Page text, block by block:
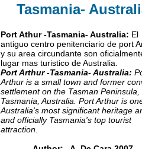
Tasmania-
Port Athur -Tasmania- Australia: El
antiguo centro penitenciario de port
y su area circundante son
lugar mas turistico de Australia.
Port Arthur -Tasmania- Australia:
Arthur is a small town and former
settlement on the Tasman Peninsula,
Tasmania, Australia. Port Arthur is
Australia's most significant heritage
and officially Tasmania's top tourist
attraction.